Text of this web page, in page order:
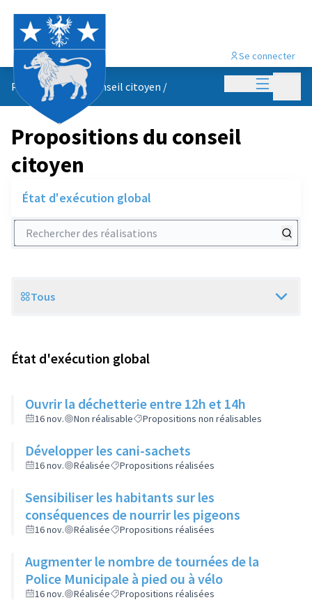
Menu
Se connecter
Propositions du conseil citoyen /
Propositions du conseil
citoyen
État d'exécution global
Rechercher des réalisations
Scope
Tous
État d'exécution global
Ouvrir la déchetterie entre 12h et 14h
16 nov. Non réalisable Propositions non réalisables
Développer les cani-sachets
16 nov. Réalisée Propositions réalisées
Sensibiliser les habitants sur les
conséquences de nourrir les pigeons
16 nov. Réalisée Propositions réalisées
Augmenter le nombre de tournées de la
Police Municipale à pied ou à vélo
16 nov. Réalisée Propositions réalisées